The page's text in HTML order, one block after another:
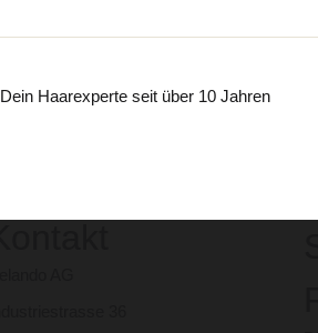
Dein Haarexperte seit über 10 Jahren